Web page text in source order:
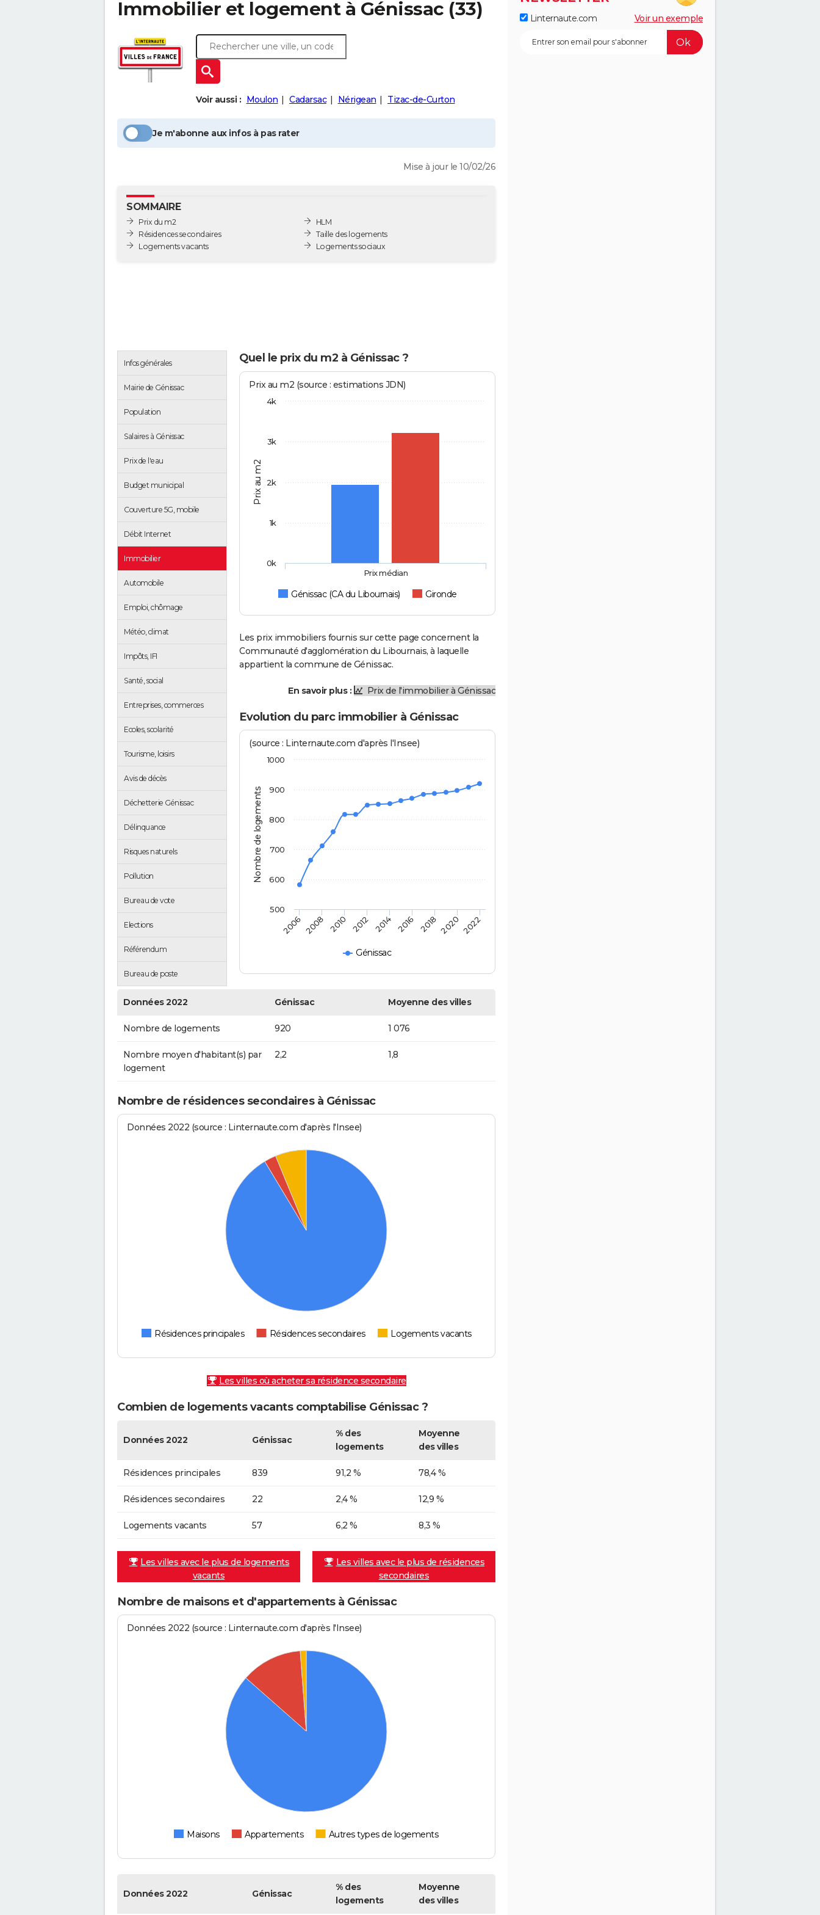
Immobilier et logement à Génissac (33)
Voir aussi : Moulon Cadarsac Nérigean Tizac-de-Curton
Je m'abonne aux infos à pas rater
Mise à jour le 10/02/26
SOMMAIRE
Prix du m2
Résidences secondaires
Logements vacants
HLM
Taille des logements
Logements sociaux
Infos générales
Mairie de Génissac
Population
Salaires à Génissac
Prix de l'eau
Budget municipal
Couverture 5G, mobile
Débit Internet
Immobilier
Automobile
Emploi, chômage
Météo, climat
Impôts, IFI
Santé, social
Entreprises, commerces
Ecoles, scolarité
Tourisme, loisirs
Avis de décès
Déchetterie Génissac
Délinquance
Risques naturels
Pollution
Bureau de vote
Elections
Référendum
Bureau de poste
Quel le prix du m2 à Génissac ?
Prix au m2
Prix au m2 (source : estimations JDN)
Génissac (CA du Libournais) Gironde
Prix médian
0k
1k
2k
3k
4k
Les prix immobiliers fournis sur cette page concernent la
Communauté d'agglomération du Libournais, à laquelle
appartient la commune de Génissac.
En savoir plus : Prix de l'immobilier à Génissac
Evolution du parc immobilier à Génissac
Nombre de logements
(source : Linternaute.com d'après l'Insee)
Génissac
2006 2008 2010 2012 2014 2016 2018 2020 2022
500
600
700
800
900
1000
Données 2022 Génissac Moyenne des villes
Nombre de logements 920 1 076
Nombre moyen d'habitant(s) par
logement
2,2 1,8
Nombre de résidences secondaires à Génissac
Données 2022 (source : Linternaute.com d'après l'Insee)
Résidences principales Résidences secondaires Logements vacants
Les villes où acheter sa résidence secondaire
Combien de logements vacants comptabilise Génissac ?
Données 2022 Génissac
% des
logements
Moyenne
des villes
Résidences principales 839 91,2 % 78,4 %
Résidences secondaires 22 2,4 % 12,9 %
Logements vacants 57 6,2 % 8,3 %
Les villes avec le plus de logements
vacants
Les villes avec le plus de résidences
secondaires
Nombre de maisons et d'appartements à Génissac
Données 2022 (source : Linternaute.com d'après l'Insee)
Maisons Appartements Autres types de logements
Données 2022 Génissac
% des
logements
Moyenne
des villes
Linternaute.com Voir un exemple